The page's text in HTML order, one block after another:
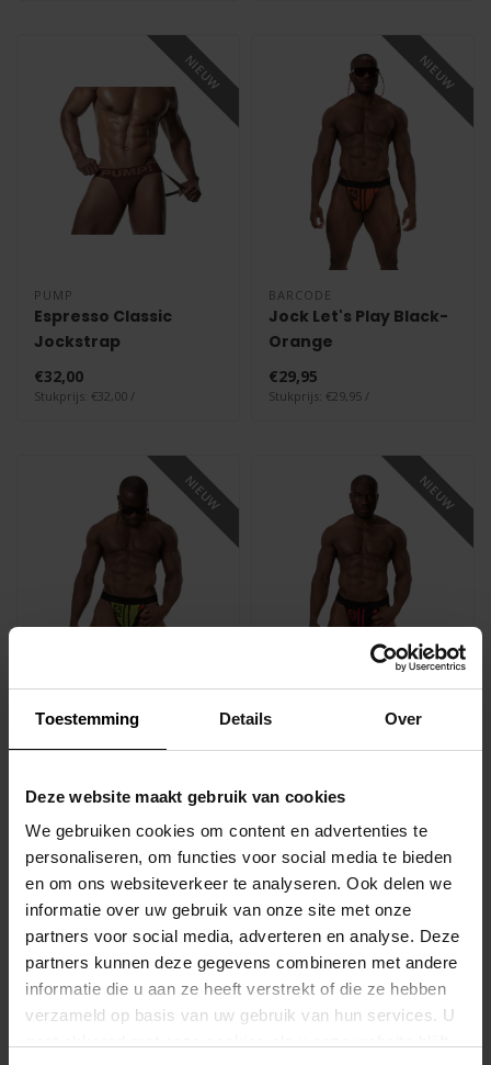
Toestemming Details Over
Deze website maakt gebruik van cookies
We gebruiken cookies om content en advertenties te
personaliseren, om functies voor social media te bieden
en om ons websiteverkeer te analyseren. Ook delen we
informatie over uw gebruik van onze site met onze
partners voor social media, adverteren en analyse. Deze
partners kunnen deze gegevens combineren met andere
informatie die u aan ze heeft verstrekt of die ze hebben
verzameld op basis van uw gebruik van hun services. U
NIEUW
PUMP
Espresso Classic
Jockstrap
€32,00
Stukprijs: €32,00 /
NIEUW
BARCODE
Jock Let's Play Black-
Orange
€29,95
Stukprijs: €29,95 /
NIEUW
BARCODE
€29,95
NIEUW
BARCODE
€29,95
NIEUW